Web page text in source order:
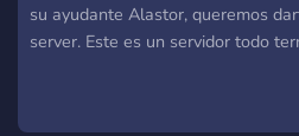
su ayudante Alastor, queremos
server. Este es un servidor todo
obtener un personaje dentro del
conseguir amigos con tus